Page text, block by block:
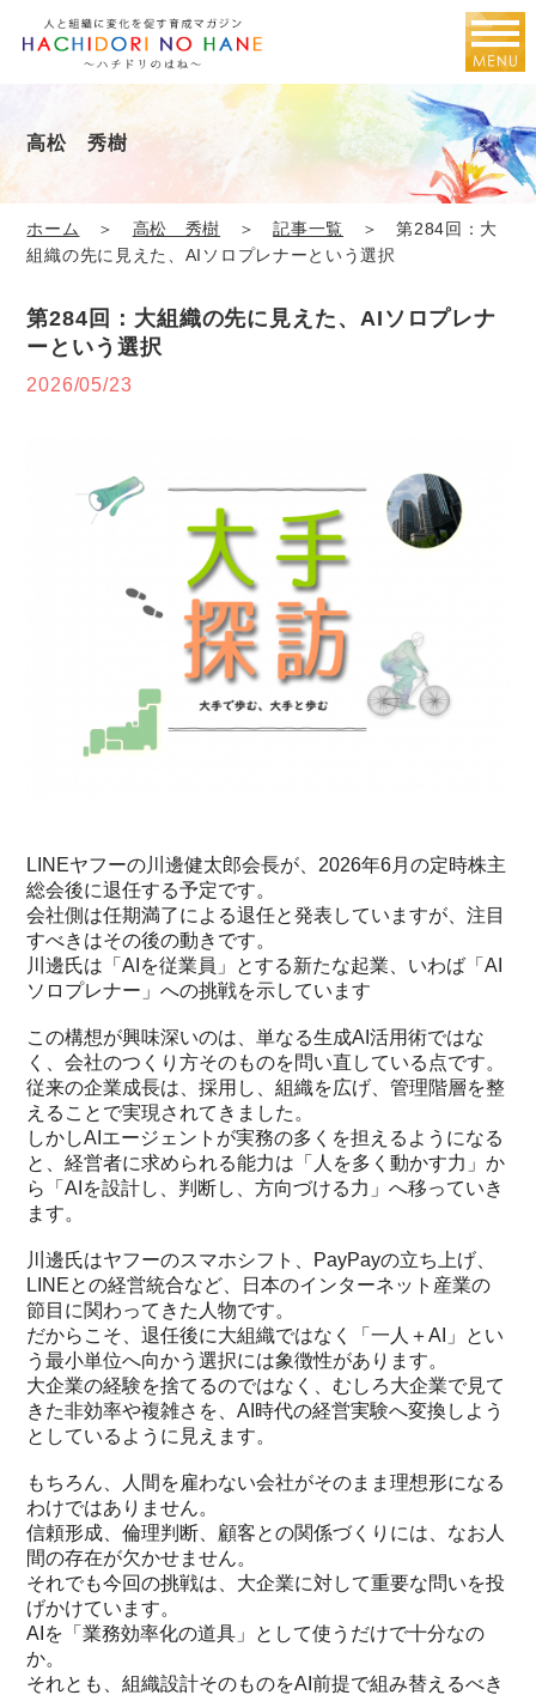
高松 秀樹
ホーム ＞ 高松 秀樹 ＞記事一覧 ＞ 第284回：大
組織の先に見えた、AIソロプレナーという選択
第284回：大組織の先に見えた、AIソロプレナ
ーという選択
2026/05/23
LINEヤフーの川邊健太郎会長が、2026年6月の定時株主
総会後に退任する予定です。
会社側は任期満了による退任と発表していますが、注目
すべきはその後の動きです。
川邊氏は「AIを従業員」とする新たな起業、いわば「AI
ソロプレナー」への挑戦を示しています
この構想が興味深いのは、単なる生成AI活用術ではな
く、会社のつくり方そのものを問い直している点です。
従来の企業成長は、採用し、組織を広げ、管理階層を整
えることで実現されてきました。
しかしAIエージェントが実務の多くを担えるようになる
と、経営者に求められる能力は「人を多く動かす力」か
ら「AIを設計し、判断し、方向づける力」へ移っていき
ます。
川邊氏はヤフーのスマホシフト、PayPayの立ち上げ、
LINEとの経営統合など、日本のインターネット産業の
節目に関わってきた人物です。
だからこそ、退任後に大組織ではなく「一人＋AI」とい
う最小単位へ向かう選択には象徴性があります。
大企業の経験を捨てるのではなく、むしろ大企業で見て
きた非効率や複雑さを、AI時代の経営実験へ変換しよう
としているように見えます。
もちろん、人間を雇わない会社がそのまま理想形になる
わけではありません。
信頼形成、倫理判断、顧客との関係づくりには、なお人
間の存在が欠かせません。
それでも今回の挑戦は、大企業に対して重要な問いを投
げかけています。
AIを「業務効率化の道具」として使うだけで十分なの
か。
それとも、組織設計そのものをAI前提で組み替えるべき